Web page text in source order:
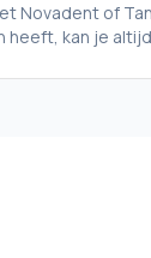
Novadent of
heeft, kan je